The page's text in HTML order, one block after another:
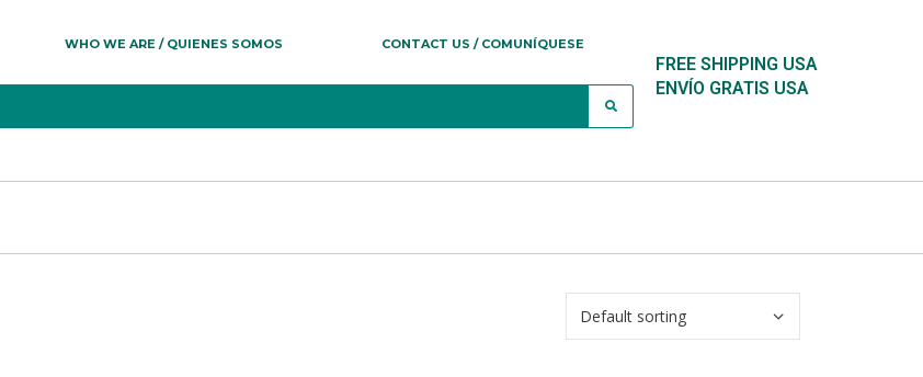
WHO WE ARE / QUIENES SOMOS CONTACT US / COMUNÍQUESE
FREE SHIPPING USA
ENVÍO GRATIS USA